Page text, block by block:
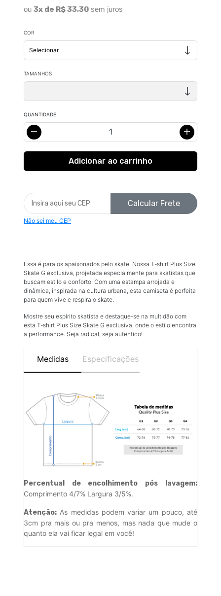
ou 3x de R$ 33,30 sem juros
COR
TAMANHOS
QUANTIDADE
Calcular Frete
Não sei meu CEP
Essa é para os apaixonados pelo skate. Nossa T-shirt Plus Size
Skate G exclusiva, projetada especialmente para skatistas que
buscam estilo e conforto. Com uma estampa arrojada e
dinâmica, inspirada na cultura urbana, esta camiseta é perfeita
para quem vive e respira o skate.
Mostre seu espírito skatista e destaque-se na multidão com
esta T-shirt Plus Size Skate G exclusiva, onde o estilo encontra
a performance. Seja radical, seja autêntico!
Medidas Especificações
Percentual de encolhimento pós lavagem:
Comprimento 4/7% Largura 3/5%.
Atenção: As medidas podem variar um pouco, até
3cm pra mais ou pra menos, mas nada que mude o
quanto ela vai ficar legal em você!